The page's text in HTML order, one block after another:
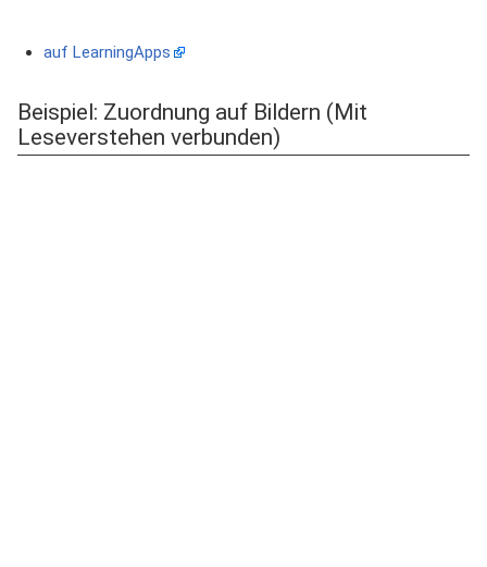
auf LearningApps
Beispiel: Zuordnung auf Bildern (Mit
Leseverstehen verbunden)